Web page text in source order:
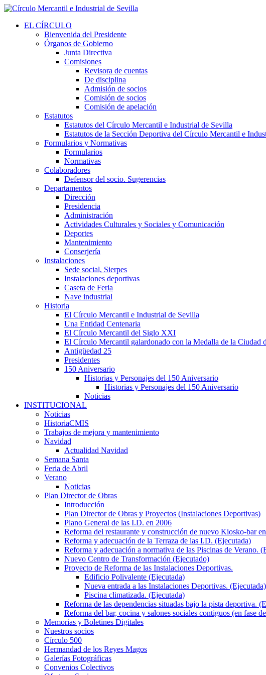
EL CÍRCULO
Bienvenida del Presidente
Órganos de Gobierno
Junta Directiva
Comisiones
Revisora de cuentas
De disciplina
Admisión de socios
Comisión de socios
Comisión de apelación
Estatutos
Estatutos del Círculo Mercantil e Industrial de Sevilla
Estatutos de la Sección Deportiva del Círculo Mercantil e
Formularios y Normativas
Formularios
Normativas
Colaboradores
Defensor del socio. Sugerencias
Departamentos
Dirección
Presidencia
Administración
Actividades Culturales y Sociales y Comunicación
Deportes
Mantenimiento
Conserjería
Instalaciones
Sede social, Sierpes
Instalaciones deportivas
Caseta de Feria
Nave industrial
Historia
El Círculo Mercantil e Industrial de Sevilla
Una Entidad Centenaria
El Círculo Mercantil del Siglo XXI
El Círculo Mercantil galardonado con la Medalla de la Ciudad
Antigüedad 25
Presidentes
150 Aniversario
Historias y Personajes del 150 Aniversario
Historias y Personajes del 150 Aniversario
Noticias
INSTITUCIONAL
Noticias
HistoriaCMIS
Trabajos de mejora y mantenimiento
Navidad
Actualidad Navidad
Semana Santa
Feria de Abril
Verano
Noticias
Plan Director de Obras
Introducción
Plan Director de Obras y Proyectos (Instalaciones Deportivas)
Plano General de las I.D. en 2006
Reforma del restaurante y construcción de nuevo Kiosko-bar
Reforma y adecuación de la Terraza de las I.D. (Ejecutada)
Reforma y adecuación a normativa de las Piscinas de Verano.
Nuevo Centro de Transformación (Ejecutado)
Proyecto de Reforma de las Instalaciones Deportivas.
Edificio Polivalente (Ejecutada)
Nueva entrada a las Instalaciones Deportivas. (Ejecutada)
Piscina climatizada. (Ejecutada)
Reforma de las dependencias situadas bajo la pista deportiva.
Reforma del bar, cocina y salones sociales contiguos (en fase
Memorias y Boletines Digitales
Nuestros socios
Círculo 500
Hermandad de los Reyes Magos
Galerías Fotográficas
Convenios Colectivos